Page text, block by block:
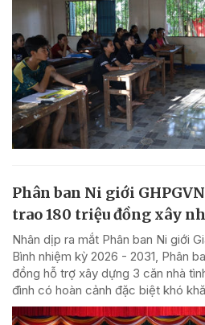
Phân ban Ni giới
trao 180 triệu đồng xây
Nhân dịp ra mắt Phân ban Ni giới
Bình nhiệm kỳ 2026 - 2031, Phân
đồng hỗ trợ xây dựng 3 căn nhà
đình có hoàn cảnh đặc biệt khó